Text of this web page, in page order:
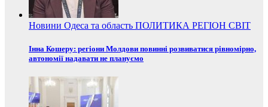
Новини Одеса та область ПОЛИТИКА РЕГІОН СВІТ
Інна Кошеру: регіони Молдови повинні розвиватися рівномірно,
автономії надавати не плануємо